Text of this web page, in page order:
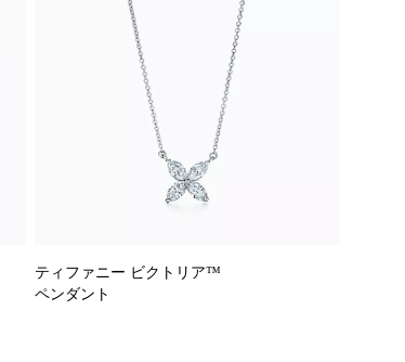
ティファニー ビクトリア™
ペンダント